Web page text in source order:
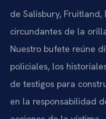
de Salisbury,
circundantes de la
Nuestro bufete reúne
policiales, los
de testigos para
en la responsabilidad